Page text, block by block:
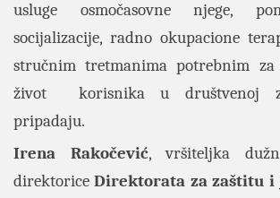
usluge osmočasovne njege,
socijalizacije, radno okupacione
stručnim tretmanima potrebnim
život korisnika u društvenoj
pripadaju.
Irena Rakočević, vršiteljka
direktoriceDirektorata za zaštitu i